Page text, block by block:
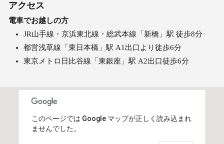
アクセス
電車でお越しの方
JR山手線・京浜東北線・総武本線「新橋」駅 徒歩8分
都営浅草線「東日本橋」駅 A1出口より徒歩6分
東京メトロ日比谷線「東銀座」駅 A2出口徒歩6分
このページでは Google マップが正しく読み込まれ
ませんでした。